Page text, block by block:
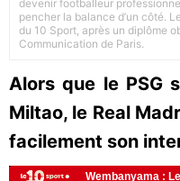
devenir footballeur
pencher la balance d’un côté.
du 10 Sport, après un diplôme
Communication de Paris.
Alors que le PSG
Miltao, le Real
facilement son